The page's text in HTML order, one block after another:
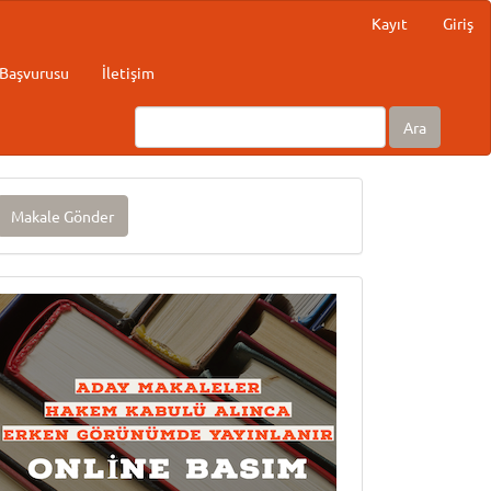
Kayıt Giriş
İletişim
Ara
Makale Gönder